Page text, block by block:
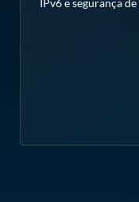
IPv6 e segurança